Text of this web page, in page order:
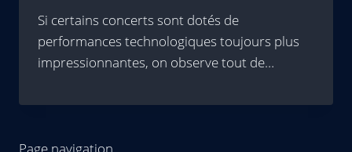
Si certains concerts sont dotés de
performances technologiques toujours plus
impressionnantes, on observe tout de…